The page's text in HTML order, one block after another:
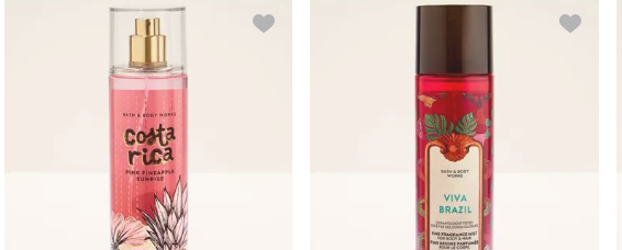
Black Cherry Merlot
Bourbon
Butterfly
Champagne Toast
Freshwater
Gingham
Gingham Gorgeous
Exfoliante De Manicura Para
Manos
Exfoliante Suave Para Pies
Gel de Baño
Hair Care
Jabón De Barra